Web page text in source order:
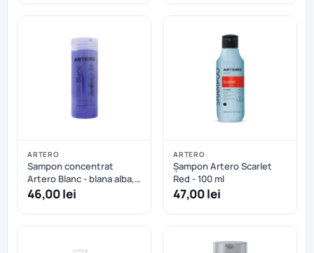
ARTERO
Sampon concentrat
Artero Blanc - blana alba,
neagra sau gri - 100 ml
46,00 lei
ARTERO
Șampon Artero Scarlet
Red - 100 ml
47,00 lei